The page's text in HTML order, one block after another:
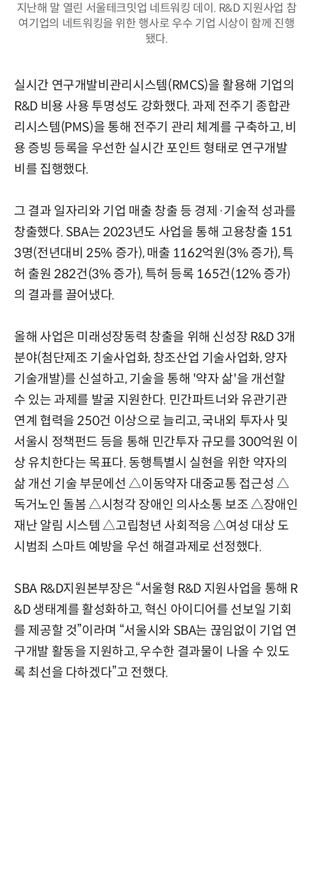
지난해 말 열린 서울테크밋업 네트워킹 데이. R&D 지원사업 참
여기업의 네트워킹을 위한 행사로 우수 기업 시상이 함께 진행
됐다.
실시간 연구개발비관리시스템(RMCS)을 활용해 기업의
R&D 비용 사용 투명성도 강화했다. 과제 전주기 종합관
리시스템(PMS)을 통해 전주기 관리 체계를 구축하고, 비
용 증빙 등록을 우선한 실시간 포인트 형태로 연구개발
비를 집행했다.
그 결과 일자리와 기업 매출 창출 등 경제·기술적 성과를
창출했다. SBA는 2023년도 사업을 통해 고용창출 151
3명(전년대비 25% 증가), 매출 1162억원(3% 증가), 특
허 출원 282건(3% 증가), 특허 등록 165건(12% 증가)
의 결과를 끌어냈다.
올해 사업은 미래성장동력 창출을 위해 신성장 R&D 3개
분야(첨단제조 기술사업화, 창조산업 기술사업화, 양자
기술개발)를 신설하고, 기술을 통해 '약자 삶'을 개선할
수 있는 과제를 발굴 지원한다. 민간파트너와 유관기관
연계 협력을 250건 이상으로 늘리고, 국내외 투자사 및
서울시 정책펀드 등을 통해 민간투자 규모를 300억원 이
상 유치한다는 목표다. 동행특별시 실현을 위한 약자의
삶 개선 기술 부문에선 △이동약자 대중교통 접근성 △
독거노인 돌봄 △시청각 장애인 의사소통 보조 △장애인
재난 알림 시스템 △고립청년 사회적응 △여성 대상 도
시범죄 스마트 예방을 우선 해결과제로 선정했다.
SBA R&D지원본부장은 “서울형 R&D 지원사업을 통해 R
&D 생태계를 활성화하고, 혁신 아이디어를 선보일 기회
를 제공할 것”이라며 “서울시와 SBA는 끊임없이 기업 연
구개발 활동을 지원하고, 우수한 결과물이 나올 수 있도
록 최선을 다하겠다”고 전했다.